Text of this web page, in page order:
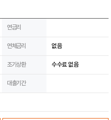
연금리
연체금리 없음
조기상환 수수료 없음
대출기간